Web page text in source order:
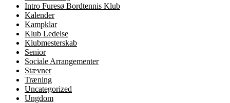
Intro Furesø Bordtennis Klub
Kalender
Kampklar
Klub Ledelse
Klubmesterskab
Senior
Sociale Arrangementer
Stævner
Træning
Uncategorized
Ungdom